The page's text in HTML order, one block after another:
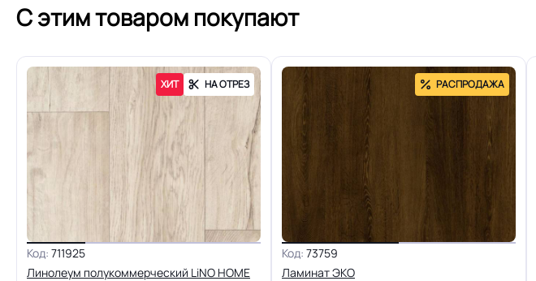
Устойчивость к химии Отличная
0.30 мм (3105 мкм
Доп. защита рабочего слоя
1.75 кг
Длина рулон.
С этим товаром покупают
ХИТ НА ОТРЕЗ
Код: 711925
Линолеум полукоммерческий LiNO HOME
РАСПРОДАЖА
Код: 73759
Ламинат ЭКО